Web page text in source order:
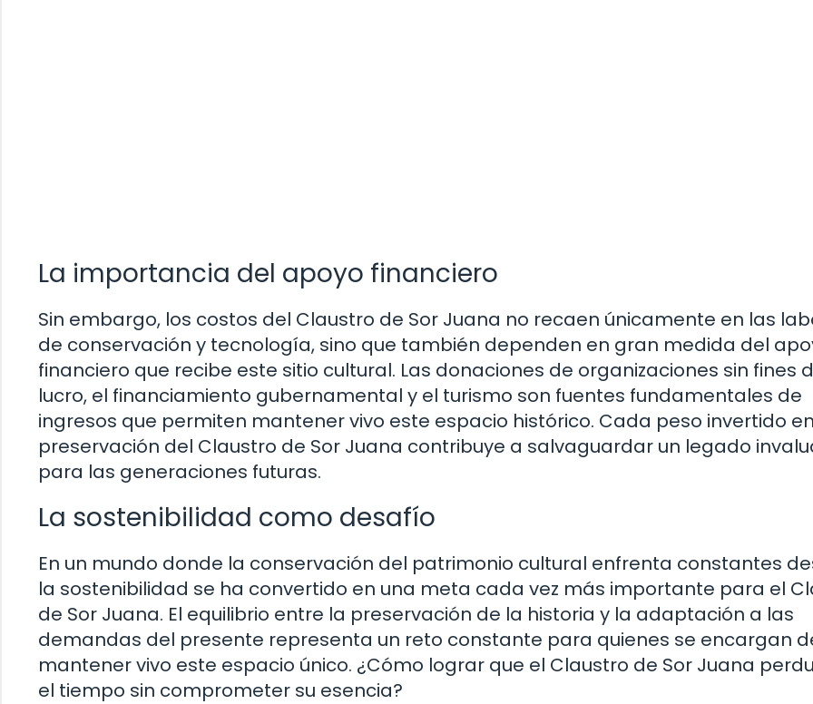
La importancia del apoyo financiero
Sin embargo, los costos del Claustro de Sor Juana no recaen únicamente en las
de conservación y tecnología, sino que también dependen en gran medida del
financiero que recibe este sitio cultural. Las donaciones de organizaciones sin fines
lucro, el financiamiento gubernamental y el turismo son fuentes fundamentales de
ingresos que permiten mantener vivo este espacio histórico. Cada peso invertido
preservación del Claustro de Sor Juana contribuye a salvaguardar un legado
para las generaciones futuras.
La sostenibilidad como desafío
En un mundo donde la conservación del patrimonio cultural enfrenta constantes
la sostenibilidad se ha convertido en una meta cada vez más importante para el
de Sor Juana. El equilibrio entre la preservación de la historia y la adaptación a las
demandas del presente representa un reto constante para quienes se encargan
mantener vivo este espacio único. ¿Cómo lograr que el Claustro de Sor Juana
el tiempo sin comprometer su esencia?